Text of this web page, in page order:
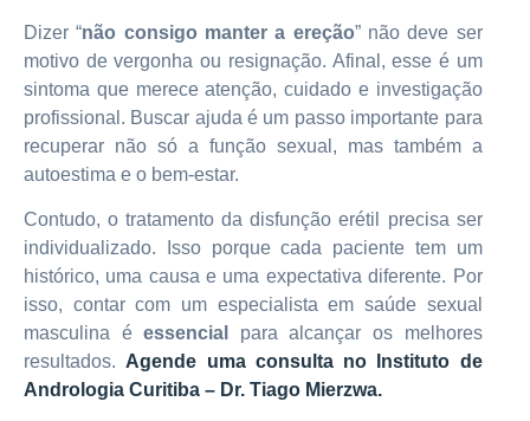
Dizer “não consigo manter a ereção” não deve ser
motivo de vergonha ou resignação. Afinal, esse é um
sintoma que merece atenção, cuidado e investigação
profissional. Buscar ajuda é um passo importante para
recuperar não só a função sexual, mas também a
autoestima e o bem-estar.
Contudo, o tratamento da disfunção erétil precisa ser
individualizado. Isso porque cada paciente tem um
histórico, uma causa e uma expectativa diferente. Por
isso, contar com um especialista em saúde sexual
masculina éessencial
para alcançar os melhores
resultados. Agende uma consulta no Instituto de
Andrologia Curitiba – Dr. Tiago Mierzwa.